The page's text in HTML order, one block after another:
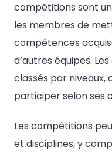
compétitions sont
les membres de
compétences
d’autres équipes.
classés par niveaux,
participer selon ses
Les compétitions
et disciplines, y